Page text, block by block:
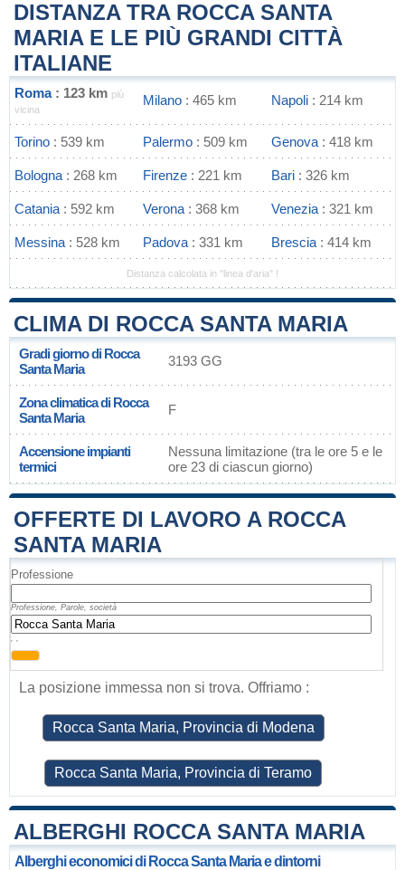
DISTANZA TRA ROCCA SANTA
MARIA E LE PIÙ GRANDI CITTÀ
ITALIANE
Roma: 123 km più
vicina
Milano : 465 km Napoli : 214 km
Torino : 539 km Palermo : 509 km Genova : 418 km
Bologna : 268 km Firenze : 221 km Bari : 326 km
Catania : 592 km Verona : 368 km Venezia : 321 km
Messina : 528 km Padova : 331 km Brescia : 414 km
Distanza calcolata in "linea d'aria" !
CLIMA DI ROCCA SANTA MARIA
Gradi giorno di Rocca
Santa Maria
3193 GG
Zona climatica di Rocca
Santa Maria
F
Accensione impianti
termici
Nessuna limitazione (tra le ore 5 e le
ore 23 di ciascun giorno)
OFFERTE DI LAVORO A ROCCA
SANTA MARIA
Professione
Professione, Parole, società
, ,
La posizione immessa non si trova. Offriamo :
Rocca Santa Maria, Provincia di Modena
Rocca Santa Maria, Provincia di Teramo
ALBERGHI ROCCA SANTA MARIA
Alberghi economici di Rocca Santa Maria e dintorni